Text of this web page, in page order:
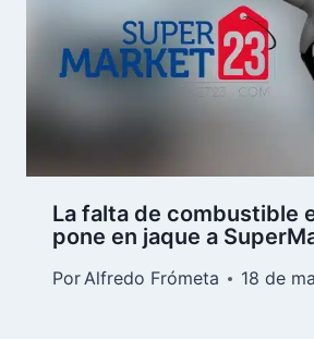
La falta de combustible
pone en jaque a
PorAlfredo Frómeta 18 de